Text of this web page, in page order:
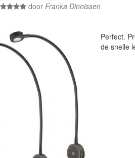
door Franka Dinnissen
Perfect.
de snelle